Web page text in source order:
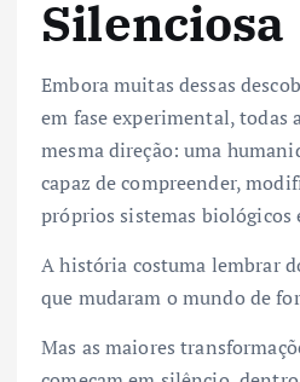
Silenciosa
Embora muitas dessas
em fase experimental, todas
mesma direção: uma
capaz de compreender,
próprios sistemas biológicos
A história costuma lembrar
que mudaram o mundo de
Mas as maiores